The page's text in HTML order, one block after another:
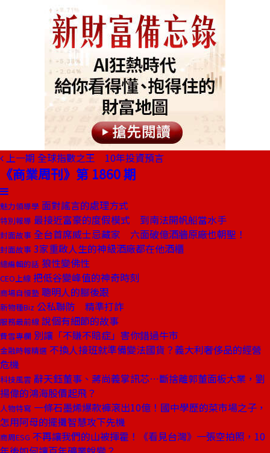
上一期 全球指數之王 10年投資預言
《商業周刊》第 1860 期
魅力領導學 面對謠言的處理方式
特別報導 最接近富豪的度假模式 到南法開帆船當水手
封面故事 全台首席威士忌藏家 六面破億酒牆原廠也朝聖！
封面故事 3家重啟人生的神級酒廠都在他酒櫃
總編輯的話 狼性變佛性
CEO上線 把低谷變峰值的神奇時刻
商場自慢塾 聰明人的腳後跟
新物種Biz 公私聯防 精準打詐
服務最前線 說個有細節的故事
費雪專欄 別讓「不賺不賠症」害你錯過牛市
金融時報精選 不換人接班就準備變法國貨？義大利奢侈品的經營
危機
科技風雲 辭天鈺董事、蔣尚義掌訊芯⋯斷捨離郭董面板大業，劉
揚偉的鴻海股價起飛？
人物特寫 一條石墨烯爆款褲滾出10億！國中學歷的菜市場之子，
怎用阿母的擺攤智慧攻下先機
商周ESG 不再讓我們的山被揮霍！《看見台灣》一張空拍照，10